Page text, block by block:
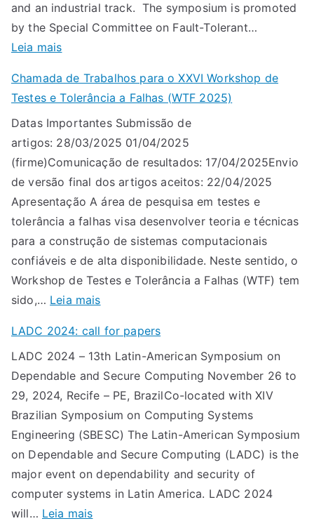
and an industrial track. The symposium is promoted
by the Special Committee on Fault-Tolerant…
Leia mais:
A
D
C
2
0
2
5
:
c
a
l
l
r
p
a
p
e
r
s
Chamada de Trabalhos para o XXVI Workshop de
Testes e Tolerância a Falhas (WTF 2025)
Datas Importantes Submissão de
artigos: 28/03/2025 01/04/2025
(firme)Comunicação de resultados: 17/04/2025Envio
de versão final dos artigos aceitos: 22/04/2025
Apresentação A área de pesquisa em testes e
tolerância a falhas visa desenvolver teoria e técnicas
para a construção de sistemas computacionais
confiáveis e de alta disponibilidade. Neste sentido, o
Workshop de Testes e Tolerância a Falhas (WTF) tem
sido,… Leia mais:
h
a
m
a
d
a
d
e
T
LADC 2024: call for papers
LADC 2024 – 13th Latin-American Symposium on
Dependable and Secure Computing November 26 to
29, 2024, Recife – PE, BrazilCo-located with XIV
Brazilian Symposium on Computing Systems
Engineering (SBESC) The Latin-American Symposium
on Dependable and Secure Computing (LADC) is the
major event on dependability and security of
computer systems in Latin America. LADC 2024
will… Leia mais: